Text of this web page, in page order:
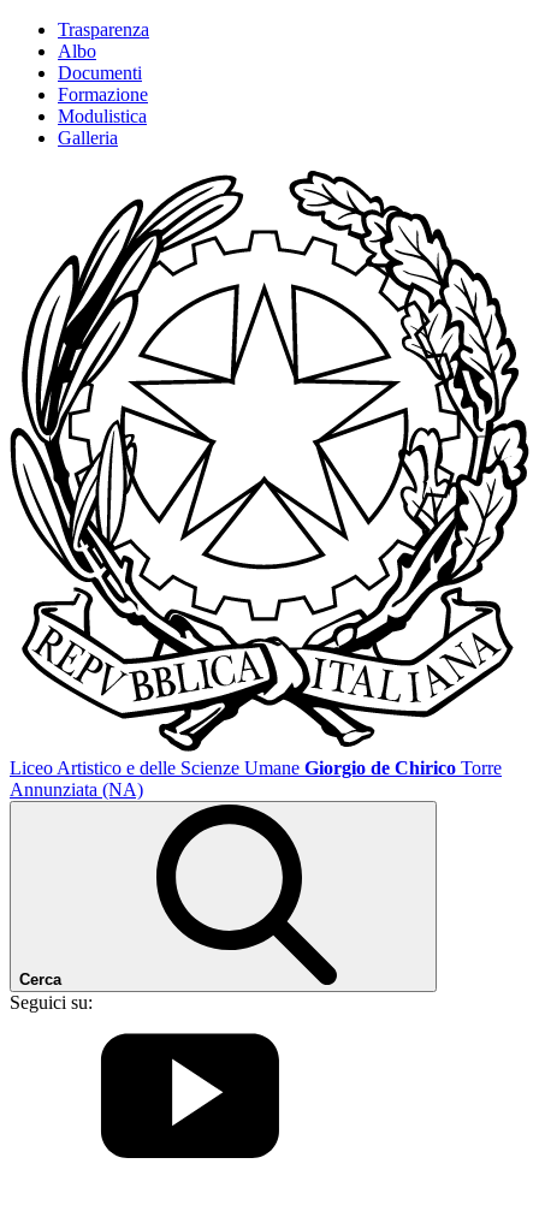
Trasparenza
Albo
Documenti
Formazione
Modulistica
Galleria
Liceo Artistico e delle Scienze Umane Giorgio de Chirico Torre
Annunziata (NA)
Cerca
Seguici su: